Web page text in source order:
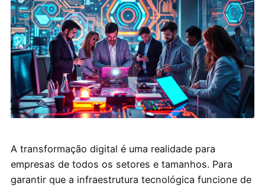
A transformação digital é uma realidade para
empresas de todos os setores e tamanhos. Para
garantir que a infraestrutura tecnológica funcione de